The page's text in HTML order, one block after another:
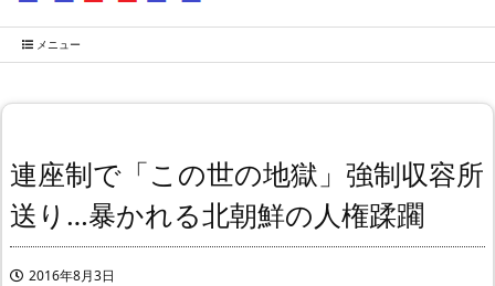
メニュー
連座制で「この世の地獄」強制収容所
送り…暴かれる北朝鮮の人権蹂躙
2016年8月3日